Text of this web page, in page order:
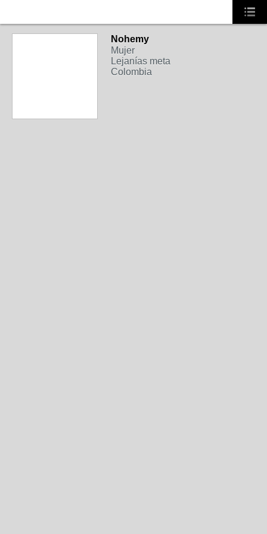
Nohemy
Mujer
Lejanías meta
Colombia